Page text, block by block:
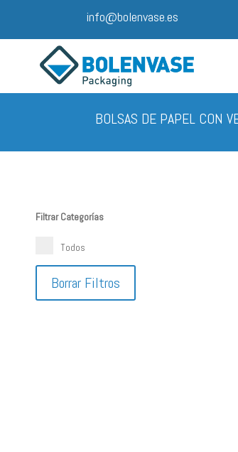
info@bolenvase.es
BOLSAS DE PAPEL CON
Filtrar Categorías
Todos
Borrar Filtros